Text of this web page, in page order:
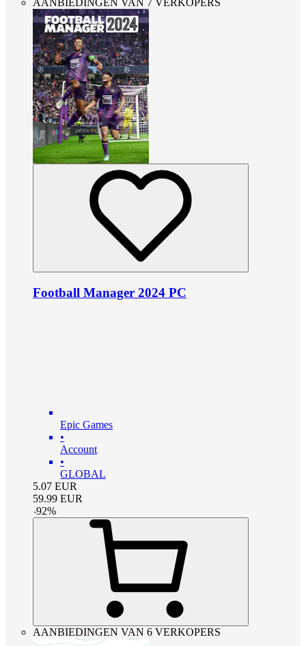
AANBIEDINGEN VAN 7 VERKOPERS
Football Manager 2024 PC
Epic Games
•
Account
•
GLOBAL
5.07 EUR
59.99 EUR
-92%
AANBIEDINGEN VAN 6 VERKOPERS